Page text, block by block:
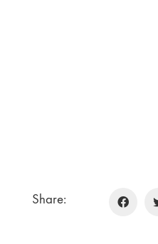
Share: